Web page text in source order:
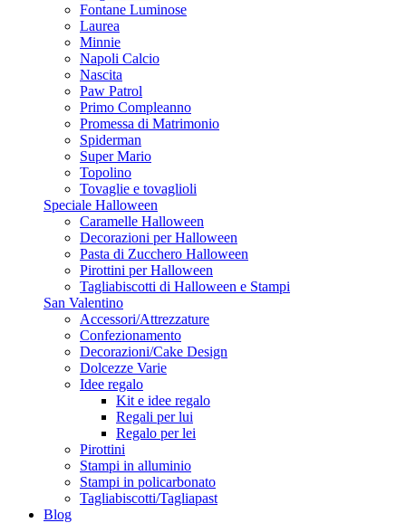
Fontane Luminose
Laurea
Minnie
Napoli Calcio
Nascita
Paw Patrol
Primo Compleanno
Promessa di Matrimonio
Spiderman
Super Mario
Topolino
Tovaglie e tovaglioli
Speciale Halloween
Caramelle Halloween
Decorazioni per Halloween
Pasta di Zucchero Halloween
Pirottini per Halloween
Tagliabiscotti di Halloween e Stampi
San Valentino
Accessori/Attrezzature
Confezionamento
Decorazioni/Cake Design
Dolcezze Varie
Idee regalo
Kit e idee regalo
Regali per lui
Regalo per lei
Pirottini
Stampi in alluminio
Stampi in policarbonato
Tagliabiscotti/Tagliapast
Blog